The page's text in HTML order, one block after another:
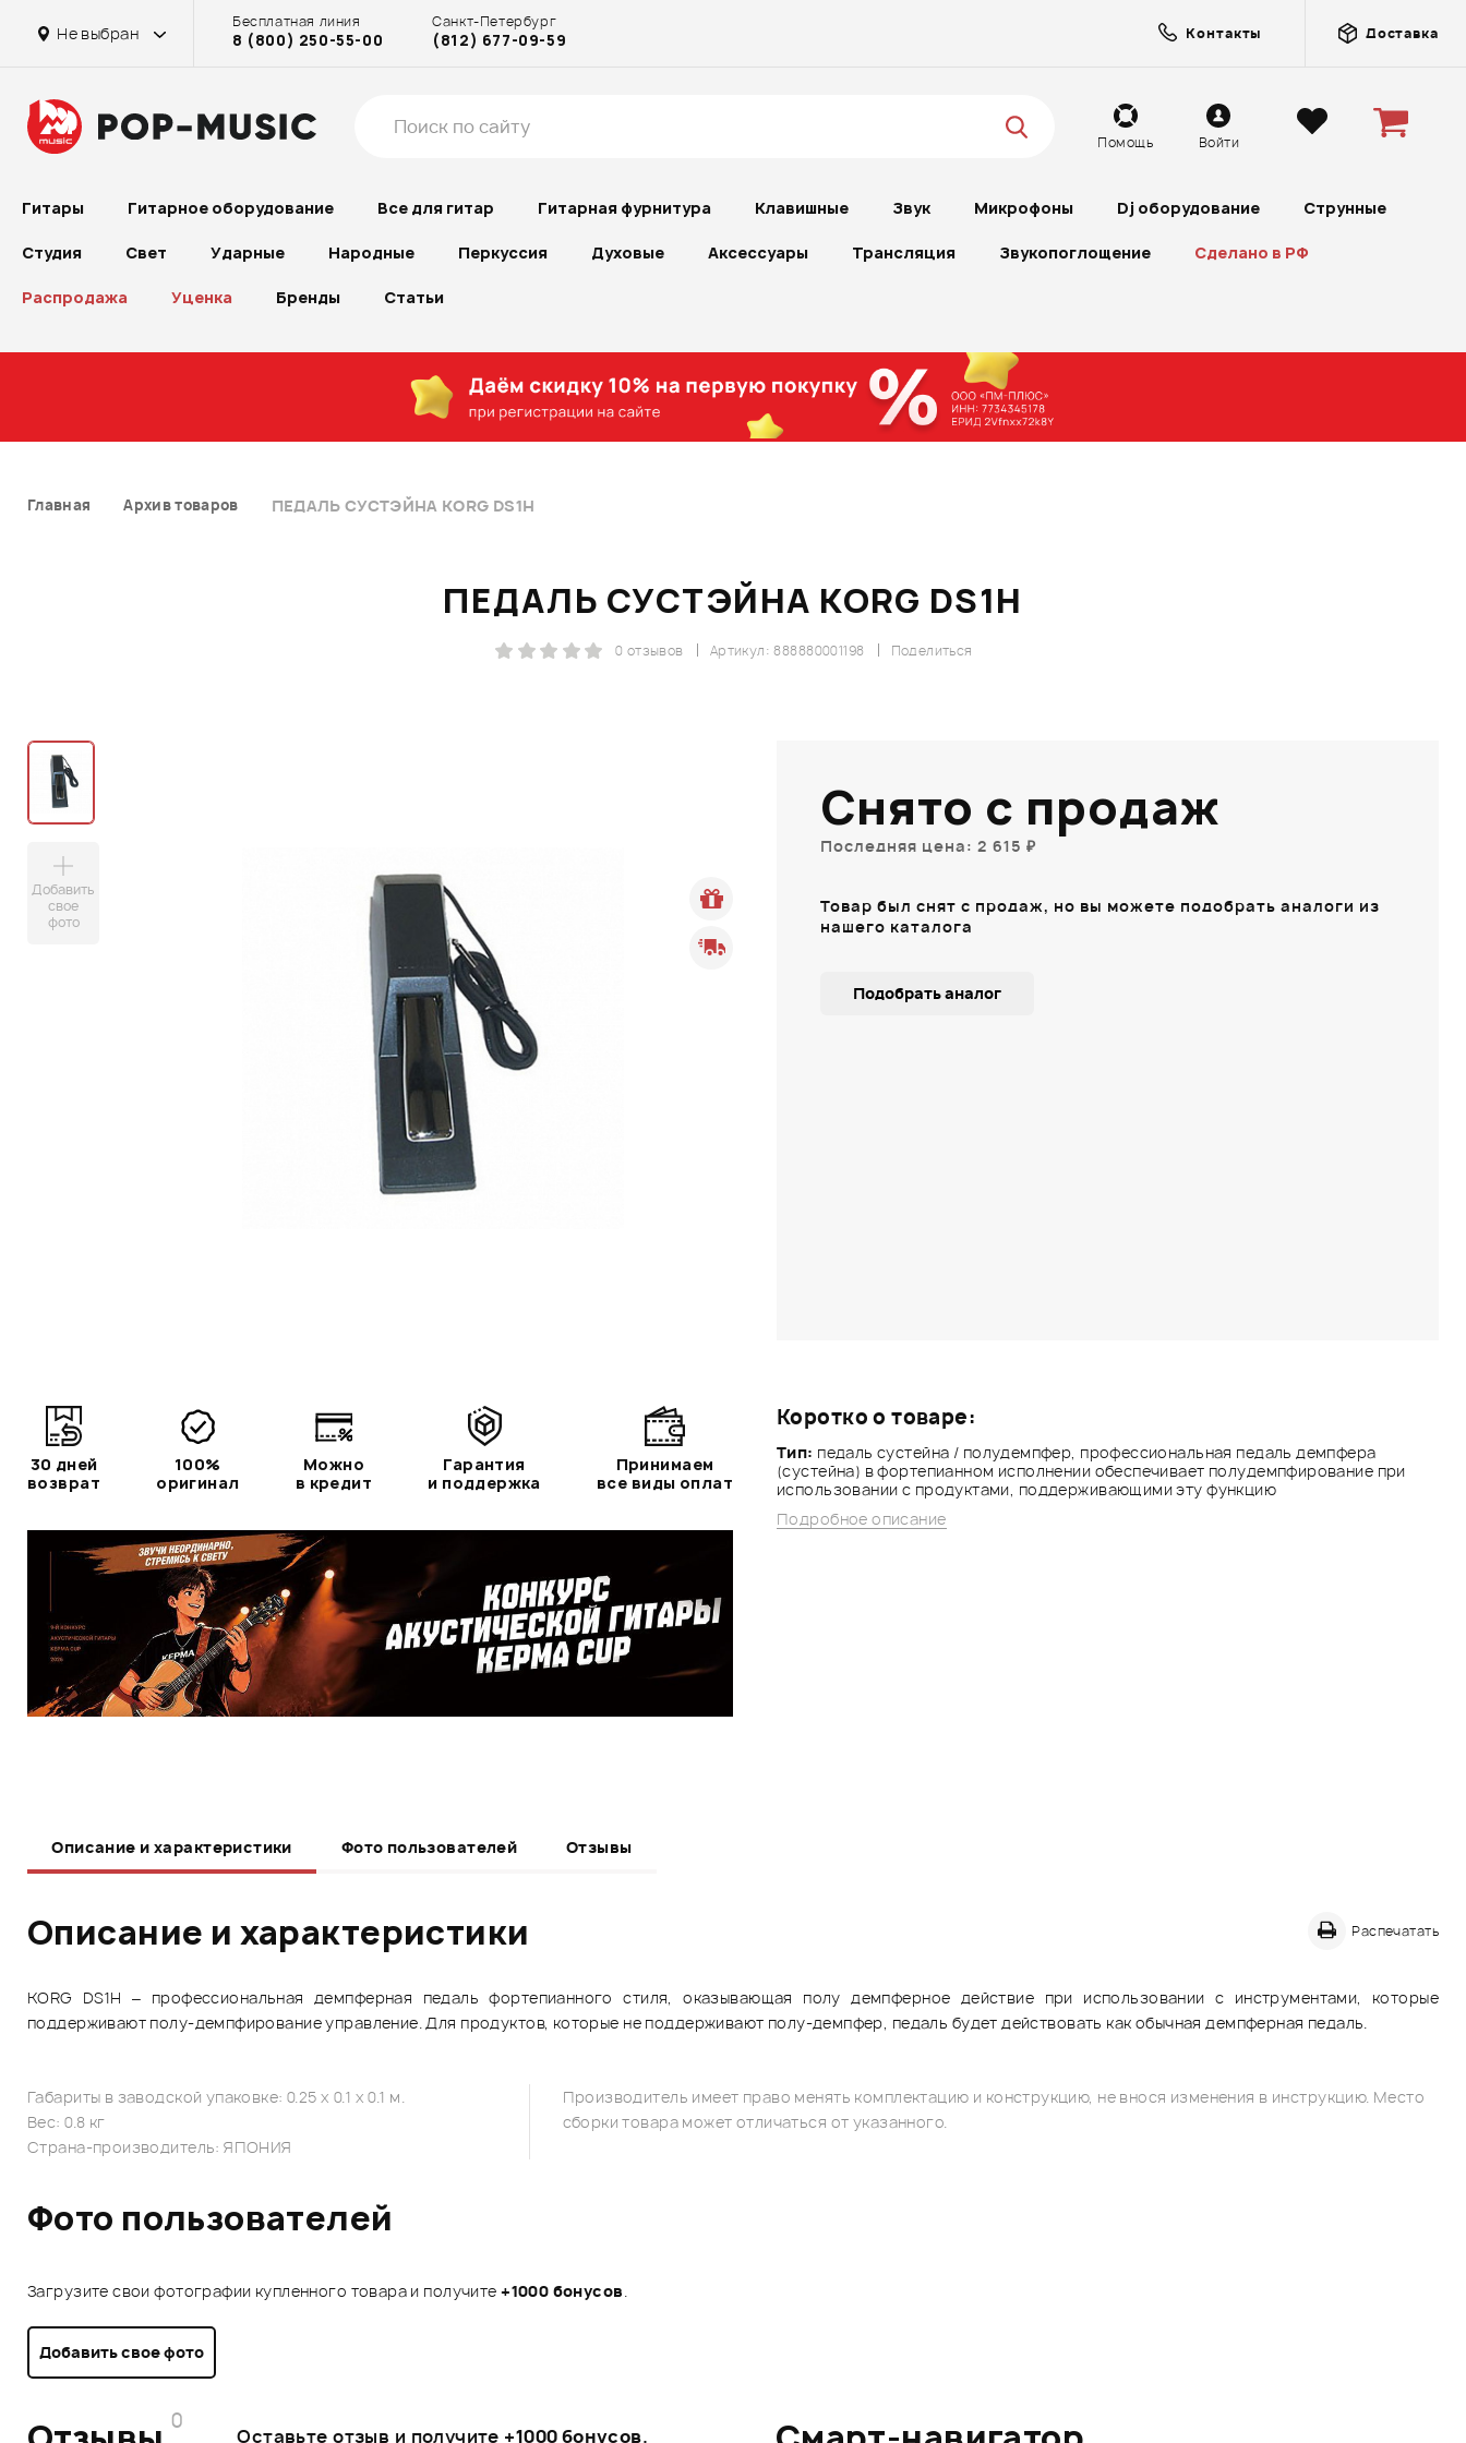
Не выбран
Бесплатная линия
8 (800) 250-55-00
Санкт-Петербург
(812) 677-09-59 Контакты Доставка
Помощь Войти
Гитары Гитарное оборудование Все для гитар Гитарная фурнитура Клавишные Звук Микрофоны Dj оборудование Струнные
Студия Свет Ударные Народные Перкуссия Духовые Аксессуары Трансляция Звукопоглощение Сделано в РФ
Распродажа Уценка Бренды Статьи
Главная Архив товаров ПЕДАЛЬ СУСТЭЙНА KORG DS1H
ПЕДАЛЬ СУСТЭЙНА KORG DS1H
Поделиться
Артикул: 888880001198
0 отзывов
Добавить
свое
фото
Коротко о товаре:
Тип: педаль сустейна / полудемпфер, профессиональная педаль демпфера
(сустейна) в фортепианном исполнении обеспечивает полудемпфирование при
использовании с продуктами, поддерживающими эту функцию
Подробное описание
Снято с продаж
Последняя цена: 2 615 ₽
Товар был снят с продаж, но вы можете подобрать аналоги из
нашего каталога
Подобрать аналог
30 дней
возврат
100%
оригинал
Можно
в кредит
Гарантия
и поддержка
Принимаем
все виды оплат
Описание и характеристики Фото пользователей Отзывы
Описание и характеристики Распечатать
KORG DS1H – профессиональная демпферная педаль фортепианного стиля, оказывающая полу демпферное действие при использовании с инструментами, которые
поддерживают полу-демпфирование управление. Для продуктов, которые не поддерживают полу-демпфер, педаль будет действовать как обычная демпферная педаль.
Габариты в заводской упаковке: 0.25 x 0.1 x 0.1 м.
Вес: 0.8 кг
Страна-производитель: ЯПОНИЯ
Производитель имеет право менять комплектацию и конструкцию, не внося изменения в инструкцию. Место
сборки товара может отличаться от указанного.
Фото пользователей
Загрузите свои фотографии купленного товара и получите+1000 бонусов.
Добавить свое фото
0
Оставьте отзыв и получите +1000 бонусов.